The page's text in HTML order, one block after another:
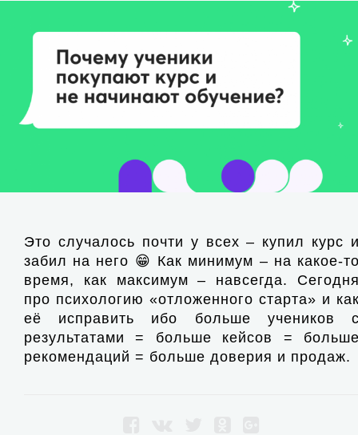
Это случалось почти у всех – купил курс
забил на него 😁 Как минимум – на какое-
время, как максимум – навсегда.
про психологию «отложенного старта» и
её исправить ибо больше учеников
результатами = больше кейсов =
рекомендаций = больше доверия и продаж.